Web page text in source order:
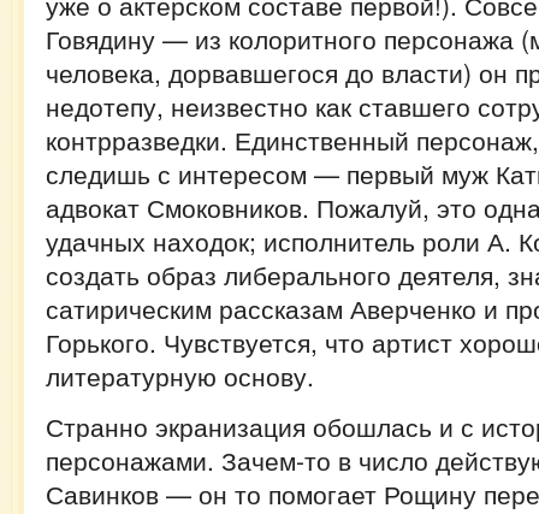
Говядину — из колоритного персонажа
человека, дорвавшегося до власти) он
недотепу, неизвестно как ставшего
контрразведки. Единственный
следишь с интересом — первый муж
адвокат Смоковников. Пожалуй, это
удачных находок; исполнитель роли А.
создать образ либерального деятеля,
сатирическим рассказам Аверченко и
Горького. Чувствуется, что артист
литературную основу.
Странно экранизация обошлась и с
персонажами. Зачем-то в число
Савинков — он то помогает Рощину